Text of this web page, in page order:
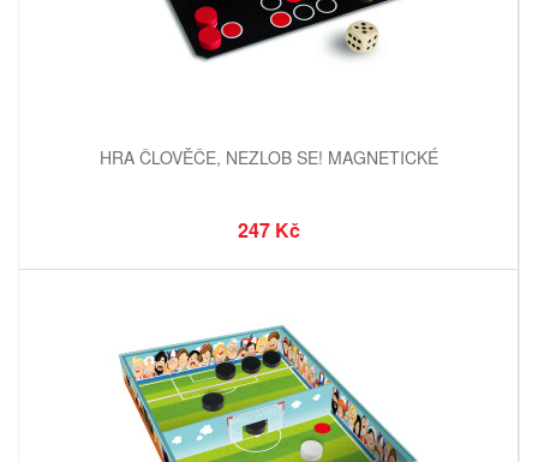
HRA ČLOVĚČE, NEZLOB SE! MAGNETICKÉ
247 Kč